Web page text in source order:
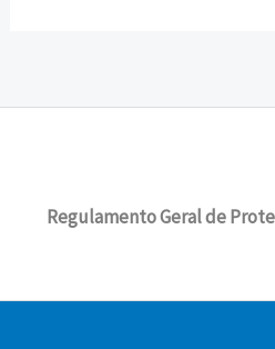
Regulamento Geral de